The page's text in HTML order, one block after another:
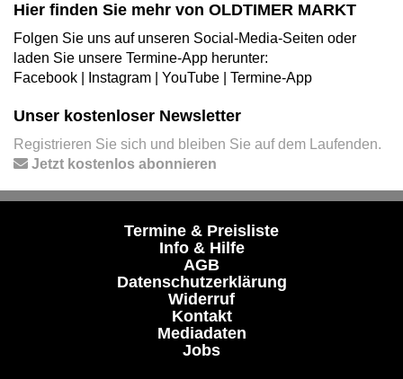
Hier finden Sie mehr von OLDTIMER MARKT
Folgen Sie uns auf unseren Social-Media-Seiten oder
laden Sie unsere Termine-App herunter:
Facebook
Instagram YouTube Termine-App
Unser kostenloser Newsletter
Registrieren Sie sich und bleiben Sie auf dem Laufenden.
Jetzt kostenlos abonnieren
Termine & Preisliste
Info & Hilfe
AGB
Datenschutzerklärung
Widerruf
Kontakt
Mediadaten
Jobs